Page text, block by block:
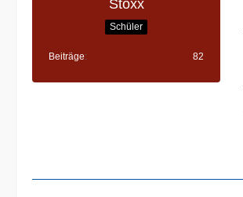
Stoxx
Schüler
Beiträge 82